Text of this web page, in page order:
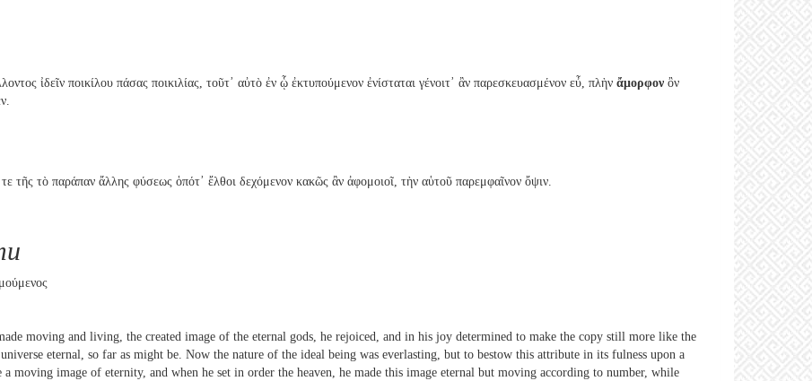
ἰδεῖν ποικίλου πάσας ποικιλίας, τοῦτ᾽ αὐτὸ ἐν ᾧ ἐκτυπούμενον ἐνίσταται γένοιτ᾽ ἂν παρεσκευασμένον εὖ, πλὴν ἄμορφον ὂν
τε τῆς τὸ παράπαν ἄλλης φύσεως ὁπότ᾽ ἔλθοι δεχόμενον κακῶς ἂν ἀφομοιοῖ, τὴν αὑτοῦ παρεμφαῖνον ὄψιν.
moving and living, the created image of the eternal gods, he rejoiced, and in his joy determined to make the copy still more like the
eternal, so far as might be. Now the nature of the ideal being was everlasting, but to bestow this attribute in its fulness upon a
moving image of eternity, and when he set in order the heaven, he made this image eternal but moving according to number, while